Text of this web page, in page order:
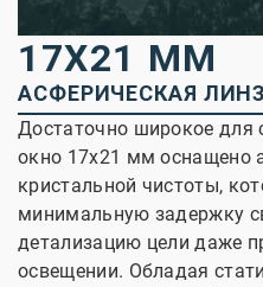
17X21 ММ
АСФЕРИЧЕСКАЯ
Достаточно широкое для
окно 17x21 мм оснащено
кристальной чистоты,
минимальную задержку
детализацию цели даже
освещении. Обладая